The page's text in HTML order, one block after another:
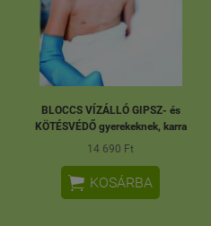
BLOCCS VÍZÁLLÓ GIPSZ- és
KÖTÉSVÉDŐ gyerekeknek, karra
14 690 Ft
 KOSÁRBA